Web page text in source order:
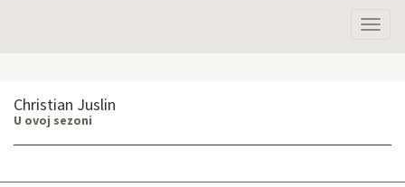
Christian Juslin
U ovoj sezoni